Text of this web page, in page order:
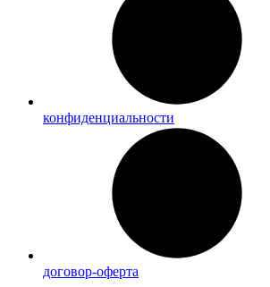
конфиденциальности
договор-оферта